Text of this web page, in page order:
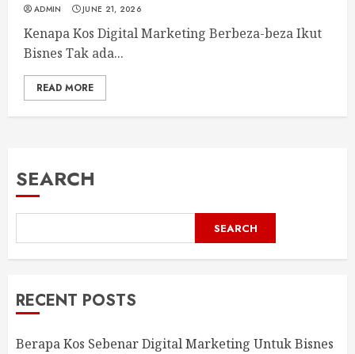
ADMIN JUNE 21, 2026
Kenapa Kos Digital Marketing Berbeza-beza Ikut
Bisnes Tak ada...
READ MORE
SEARCH
SEARCH
RECENT POSTS
Berapa Kos Sebenar Digital Marketing Untuk Bisnes